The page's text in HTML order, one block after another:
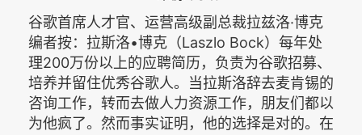
谷歌首席人才官、运营高级副总裁拉兹洛·博克
编者按：拉斯洛•博克（Laszlo Bock）每年处
理200万份以上的应聘简历，负责为谷歌招募、
培养并留住优秀谷歌人。当拉斯洛辞去麦肯锡的
咨询工作，转而去做人力资源工作，朋友们都以
为他疯了。然而事实证明，他的选择是对的。在